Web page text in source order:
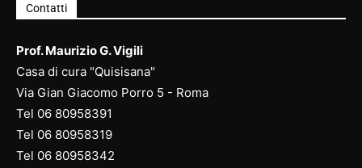
Contatti
Prof. Maurizio G. Vigili
Casa di cura "Quisisana"
Via Gian Giacomo Porro 5 - Roma
Tel 06 80958391
Tel 06 80958319
Tel 06 80958342